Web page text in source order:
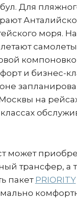
Для
моря.
самолеты
и бизнес-
на
может
трансфер, а
пакет PRIORITY